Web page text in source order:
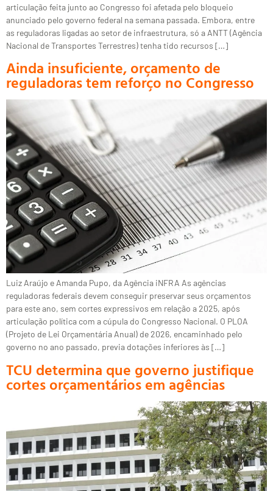
articulação feita junto ao Congresso foi afetada pelo bloqueio
anunciado pelo governo federal na semana passada. Embora, entre
as reguladoras ligadas ao setor de infraestrutura, só a ANTT (Agência
Nacional de Transportes Terrestres) tenha tido recursos […]
Ainda insuficiente, orçamento de
reguladoras tem reforço no Congresso
Luiz Araújo e Amanda Pupo, da Agência iNFRA As agências
reguladoras federais devem conseguir preservar seus orçamentos
para este ano, sem cortes expressivos em relação a 2025, após
articulação política com a cúpula do Congresso Nacional. O PLOA
(Projeto de Lei Orçamentária Anual) de 2026, encaminhado pelo
governo no ano passado, previa dotações inferiores às […]
TCU determina que governo justifique
cortes orçamentários em agências